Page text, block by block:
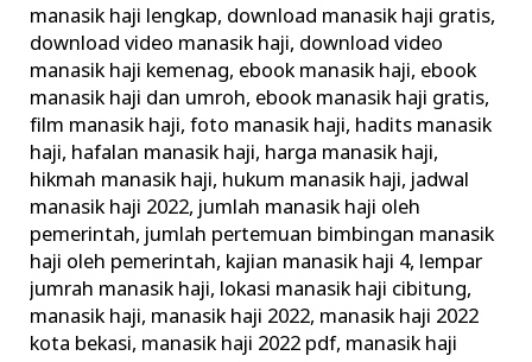
manasik haji lengkap, download manasik haji gratis,
download video manasik haji, download video
manasik haji kemenag, ebook manasik haji, ebook
manasik haji dan umroh, ebook manasik haji gratis,
film manasik haji,foto manasik haji, hadits manasik
haji, hafalan manasik haji, harga manasik haji,
hikmah manasik haji, hukum manasik haji, jadwal
manasik haji 2022, jumlah manasik haji oleh
pemerintah, jumlah pertemuan bimbingan manasik
haji oleh pemerintah, kajian manasik haji 4, lempar
jumrah manasik haji, lokasi manasik haji cibitung,
manasik haji, manasik haji 2022, manasik haji 2022
kota bekasi, manasik haji 2022 pdf, manasik haji
Haji
Rasulullah